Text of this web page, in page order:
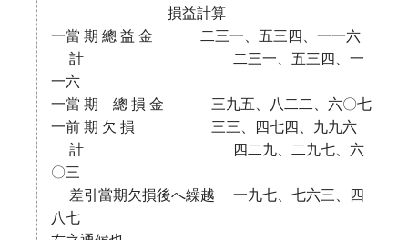
損益計算
一當 期 總 益 金 二三一、五三四、一一六
計 二三一、五三四、一
一六
一當 期 總 損 金 三九五、八二二、六〇七
一前 期 欠 損 三三、四七四、九九六
計 四二九、二九七、六
〇三
差引當期欠損後へ繰越 一九七、七六三、四
八七